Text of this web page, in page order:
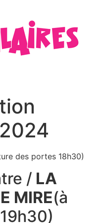
des portes 18h30)
/ LA
MIRE(à